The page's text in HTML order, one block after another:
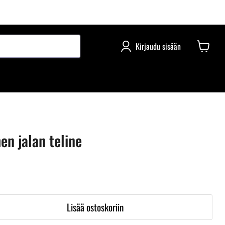
Kirjaudu sisään
jalan teline
Lisää ostoskoriin